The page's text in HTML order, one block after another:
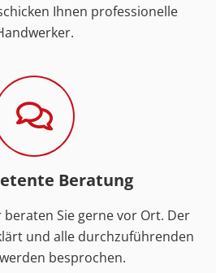
Ihnen professionelle
Beratung
Sie gerne vor Ort. Der
und alle durchzuführenden
besprochen.